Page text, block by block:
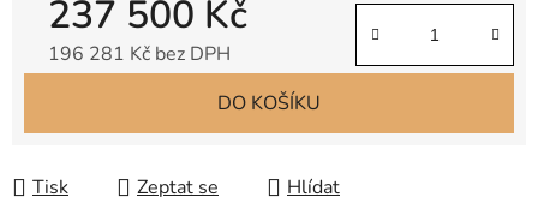
237 500 Kč
196 281 Kč bez DPH
DO KOŠÍKU
Tisk Zeptat se Hlídat